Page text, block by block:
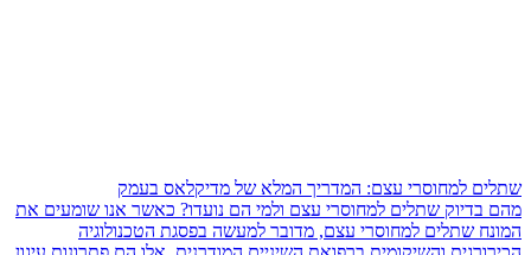
שתלים למחוסרי עצם: המדריך המלא של מדיקלאס בעמק
מהם בדיוק שתלים למחוסרי עצם ולמי הם נועדו? כאשר אנו שומעים את
המונח שתלים למחוסרי עצם, מדובר למעשה בפסגת הטכנולוגיה